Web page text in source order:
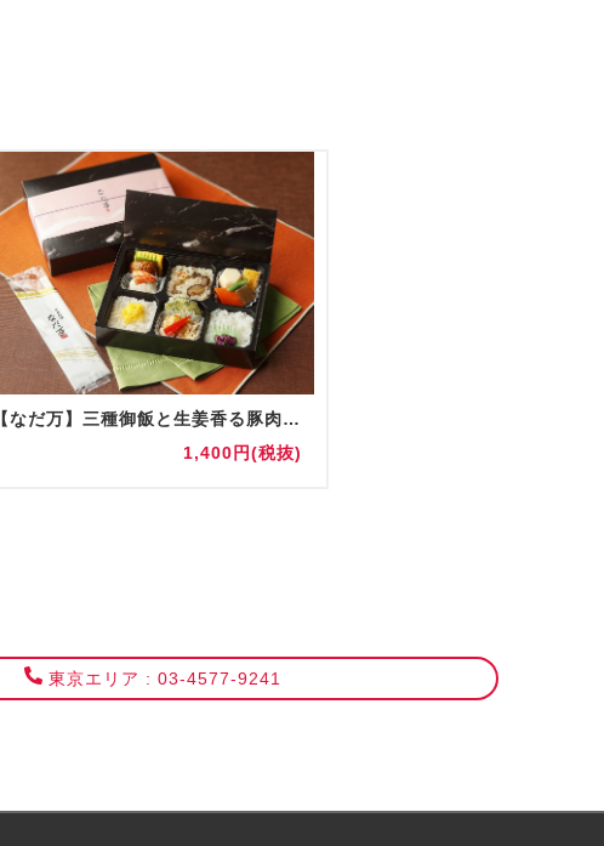
【なだ万】三種御飯と生姜香る豚肉しぐれ煮膳
1,400円(税抜)
東京エリア : 03-4577-9241